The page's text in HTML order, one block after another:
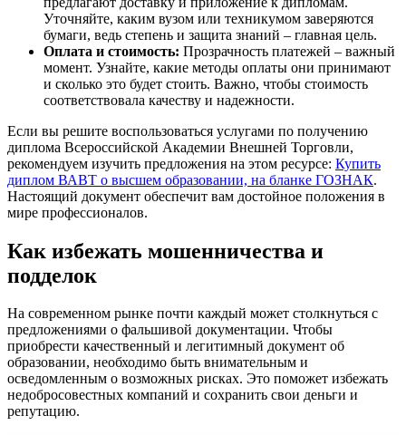
Уточняйте, каким вузом или техникумом заверяются
бумаги, ведь степень и защита знаний – главная цель.
Оплата и стоимость: Прозрачность платежей – важный
момент. Узнайте, какие методы оплаты они принимают
и сколько это будет стоить. Важно, чтобы стоимость
соответствовала качеству и надежности.
Если вы решите воспользоваться услугами по получению
диплома Всероссийской Академии Внешней Торговли,
рекомендуем изучить предложения на этом ресурсе: Купить
диплом ВАВТ о высшем образовании, на бланке ГОЗНАК.
Настоящий документ обеспечит вам достойное положения в
мире профессионалов.
Как избежать мошенничества и
подделок
На современном рынке почти каждый может столкнуться с
предложениями о фальшивой документации. Чтобы
приобрести качественный и легитимный документ об
образовании, необходимо быть внимательным и
осведомленным о возможных рисках. Это поможет избежать
недобросовестных компаний и сохранить свои деньги и
репутацию.